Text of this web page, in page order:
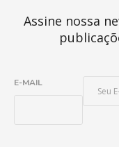
Assine nossa
E-MAIL